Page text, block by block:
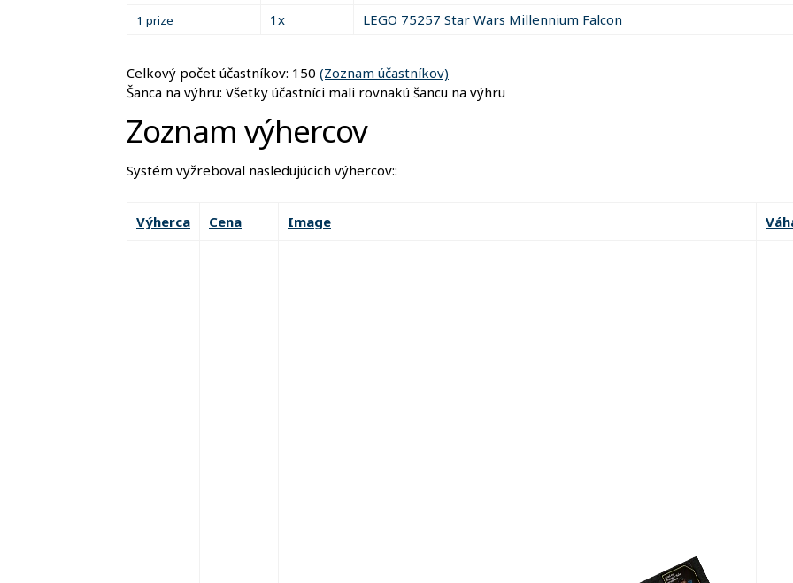
1 prize 1x LEGO 75257 Star Wars Millennium Falcon
Celkový počet účastníkov: 150 (Zoznam účastníkov)
Šanca na výhru: Všetky účastníci mali rovnakú šancu na výhru
Zoznam výhercov
Systém vyžreboval nasledujúcich výhercov::
Výherca Cena Image